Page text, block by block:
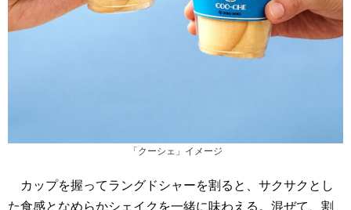
「クーシェ」イメージ
​ カップを握ってラングドシャーを割ると、サクサクとし
た食感となめらかシェイクを一緒に味わえる。混ぜて、割